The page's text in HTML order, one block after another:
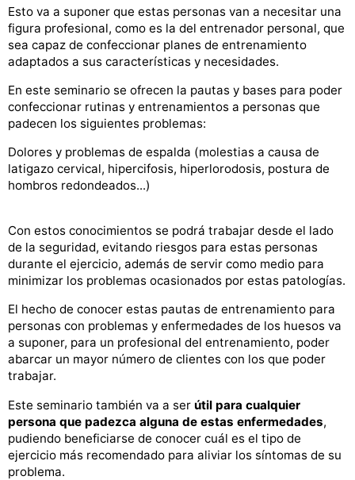
Esto va a suponer que estas personas van a necesitar una
figura profesional, como es la del entrenador personal, que
sea capaz de confeccionar planes de entrenamiento
adaptados a sus características y necesidades.
En este seminario se ofrecen la pautas y bases para poder
confeccionar rutinas y entrenamientos a personas que
padecen los siguientes problemas:
Dolores y problemas de espalda (molestias a causa de
latigazo cervical, hipercifosis, hiperlorodosis, postura de
hombros redondeados...)
Con estos conocimientos se podrá trabajar desde el lado
de la seguridad, evitando riesgos para estas personas
durante el ejercicio, además de servir como medio para
minimizar los problemas ocasionados por estas patologías.
El hecho de conocer estas pautas de entrenamiento para
personas con problemas y enfermedades de los huesos va
a suponer, para un profesional del entrenamiento, poder
abarcar un mayor número de clientes con los que poder
trabajar.
Este seminario también va a ser útil para cualquier
persona que padezca alguna de estas enfermedades,
pudiendo beneficiarse de conocer cuál es el tipo de
ejercicio más recomendado para aliviar los síntomas de su
problema.